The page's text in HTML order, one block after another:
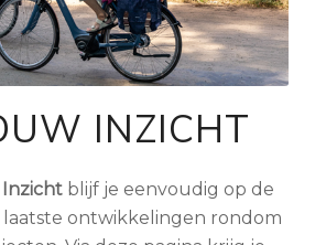
INZICHT
blijf je eenvoudig op de
laatste ontwikkelingen rondom